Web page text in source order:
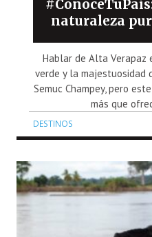
naturaleza
Hablar de Alta
verde y la majestuosidad
Semuc Champey, pero
más que
DESTINOS